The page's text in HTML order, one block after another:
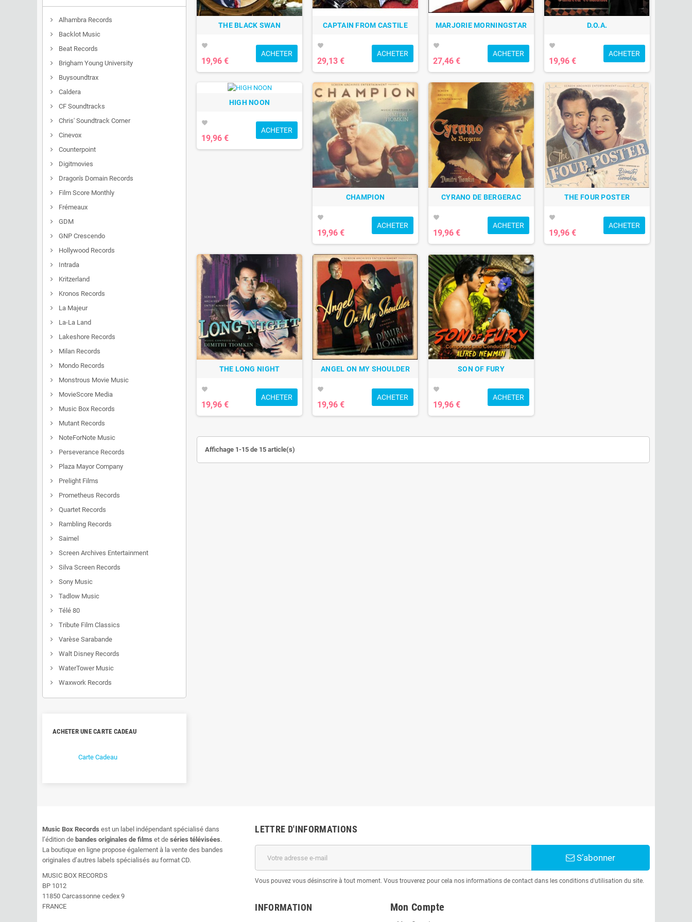
Alhambra Records
Backlot Music
Beat Records
Brigham Young University
Buysoundtrax
Caldera
CF Soundtracks
Chris' Soundtrack Corner
Cinevox
Counterpoint
Digitmovies
Dragon's Domain Records
Film Score Monthly
Frémeaux
GDM
GNP Crescendo
Hollywood Records
Intrada
Kritzerland
Kronos Records
La Majeur
La-La Land
Lakeshore Records
Milan Records
Mondo Records
Monstrous Movie Music
MovieScore Media
Music Box Records
Mutant Records
NoteForNote Music
Perseverance Records
Plaza Mayor Company
Prelight Films
Prometheus Records
Quartet Records
Rambling Records
Saimel
Screen Archives Entertainment
Silva Screen Records
Sony Music
Tadlow Music
Télé 80
Tribute Film Classics
Varèse Sarabande
Walt Disney Records
WaterTower Music
Waxwork Records
ACHETER UNE CARTE CADEAU
Carte Cadeau
THE BLACK SWAN
favorite
19,96 €
ACHETER
CAPTAIN FROM CASTILE
favorite
29,13 €
ACHETER
MARJORIE MORNINGSTAR
favorite
27,46 €
ACHETER
D.O.A.
favorite
19,96 €
ACHETER
HIGH NOON
favorite
19,96 €
ACHETER
CHAMPION
favorite
19,96 €
ACHETER
CYRANO DE BERGERAC
favorite
19,96 €
ACHETER
THE FOUR POSTER
favorite
19,96 €
ACHETER
THE LONG NIGHT
favorite
19,96 €
ACHETER
ANGEL ON MY SHOULDER
favorite
19,96 €
ACHETER
SON OF FURY
favorite
19,96 €
ACHETER
Affichage 1-15 de 15 article(s)
Music Box Records est un label indépendant spécialisé dans
l’édition de bandes originales de films et de séries télévisées.
La boutique en ligne propose également à la vente des bandes
originales d’autres labels spécialisés au format CD.
MUSIC BOX RECORDS
BP 1012
11850 Carcassonne cedex 9
FRANCE
LETTRE D'INFORMATIONS
S’abonner
Vous pouvez vous désinscrire à tout moment. Vous trouverez pour cela nos informations de contact dans les conditions d'utilisation du site.
INFORMATION Mon Compte